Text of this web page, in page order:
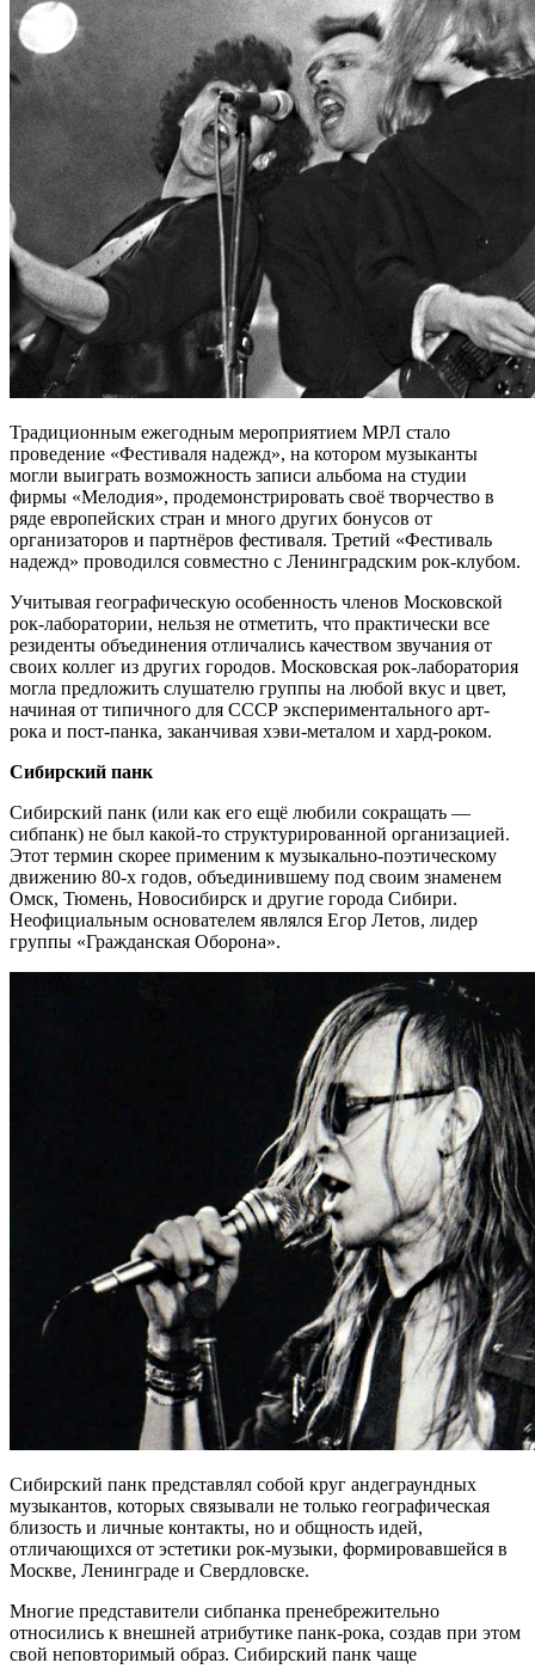
Традиционным ежегодным мероприятием МРЛ стало
проведение «Фестиваля надежд», на котором музыканты
могли выиграть возможность записи альбома на студии
фирмы «Мелодия», продемонстрировать своё творчество в
ряде европейских стран и много других бонусов от
организаторов и партнёров фестиваля. Третий «Фестиваль
надежд» проводился совместно с Ленинградским рок-клубом.
Учитывая географическую особенность членов Московской
рок-лаборатории, нельзя не отметить, что практически все
резиденты объединения отличались качеством звучания от
своих коллег из других городов. Московская рок-лаборатория
могла предложить слушателю группы на любой вкус и цвет,
начиная от типичного для СССР экспериментального арт-
рока и пост-панка, заканчивая хэви-металом и хард-роком.
Сибирский панк
Сибирский панк (или как его ещё любили сокращать —
сибпанк) не был какой-то структурированной организацией.
Этот термин скорее применим к музыкально-поэтическому
движению 80-х годов, объединившему под своим знаменем
Омск, Тюмень, Новосибирск и другие города Сибири.
Неофициальным основателем являлся Егор Летов, лидер
группы «Гражданская Оборона».
Сибирский панк представлял собой круг андеграундных
музыкантов, которых связывали не только географическая
близость и личные контакты, но и общность идей,
отличающихся от эстетики рок-музыки, формировавшейся в
Москве, Ленинграде и Свердловске.
Многие представители сибпанка пренебрежительно
относились к внешней атрибутике панк-рока, создав при этом
свой неповторимый образ. Сибирский панк чаще